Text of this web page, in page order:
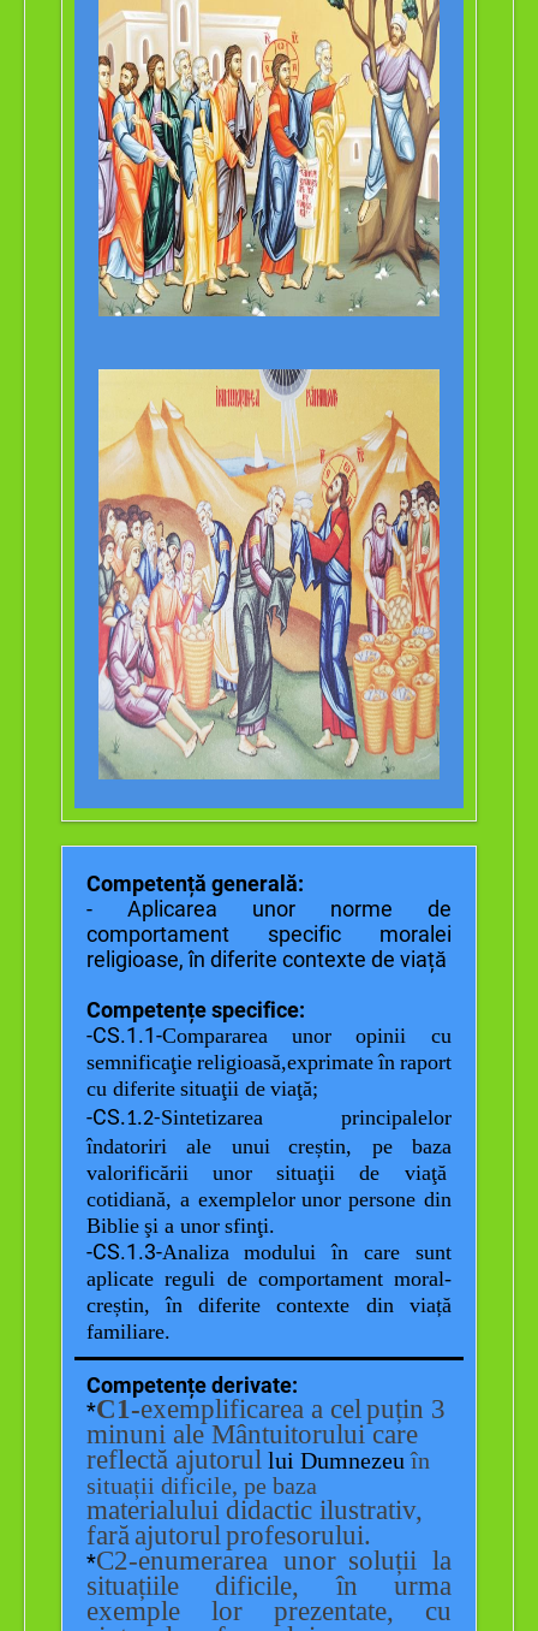
Competență generală:
- Aplicarea unor norme de
comportament specific moralei
religioase, în diferite contexte de viață
Competențe specifice:
-CS.1.1-Compararea unor opinii cu
semnificaţie religioasă,exprimate în raport
cu diferite situaţii de viaţă;
-CS.1.2-Sintetizarea
principalelor
îndatoriri ale unui creștin, pebaza
valorificării
unor situaţii de viaţă
cotidiană, a exemplelor unor persone din
Biblie şi a unor sfinţi.
-CS.1.3-Analiza modului în care sunt
aplicate reguli de comportamentmoral-
creștin,în diferitecontexte dinviață
familiare.
Competențe derivate:
*C1-exemplificarea a cel puțin 3
minuni aleMântuitoruluicare
reflectă ajutorul lui Dumnezeuîn
situații dificile, pe baza
materialului didactic ilustrativ,
fară ajutorul profesorului.
*C2-enumerarea unor soluții la
situațiile
dificile,în
urma
exemple lor prezentate, cu